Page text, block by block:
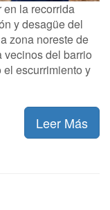
la recorrida
y desagüe del
zona noreste de
vecinos del barrio
escurrimiento y
Leer Más